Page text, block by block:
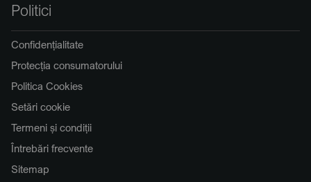
Politici
Confidențialitate
Protecția consumatorului
Politica Cookies
Setări cookie
Termeni și condiții
Întrebări frecvente
Sitemap